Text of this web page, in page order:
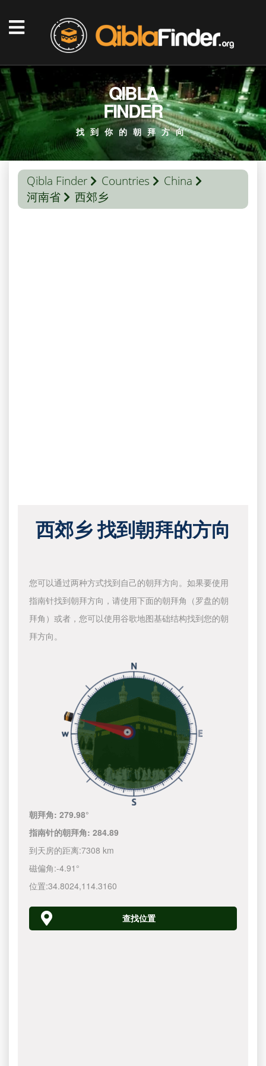
QIBLA
FINDER
找到你的朝拜方向
Qibla Finder Countries
China
河南省
西郊乡
西郊乡 找到朝拜的方向
您可以通过两种方式找到自己的朝拜方向。如果要使用
指南针找到朝拜方向，请使用下面的朝拜角（罗盘的朝
拜角）或者，您可以使用谷歌地图基础结构找到您的朝
拜方向。
朝拜角:279.98°
指南针的朝拜角:284.89
到天房的距离:7308 km
磁偏角:-4.91°
位置:34.8024,114.3160
查找位置